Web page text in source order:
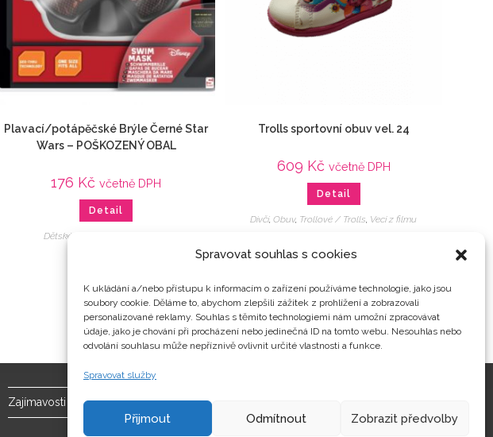
Spravovat souhlas s cookies
K ukládání a/nebo přístupu k informacím o zařízení používáme technologie, jako jsou
soubory cookie. Děláme to, abychom zlepšili zážitek z prohlížení a zobrazovali
personalizované reklamy. Souhlas s těmito technologiemi nám umožní zpracovávat
údaje, jako je chování při procházení nebo jedinečná ID na tomto webu. Nesouhlas nebo
odvolání souhlasu může nepříznivě ovlivnit určité vlastnosti a funkce.
Spravovat služby
Přijmout Odmítnout Zobrazit předvolby
Plavací/potápěčské Brýle Černé Star
Wars – POŠKOZENÝ OBAL
176 Kč včetně DPH
Detail
Dětské
Trolls sportovní obuv vel. 24
609 Kč včetně DPH
Detail
Dívčí,Obuv, Trollové / Trolls, Veci z filmu
Zajímavosti